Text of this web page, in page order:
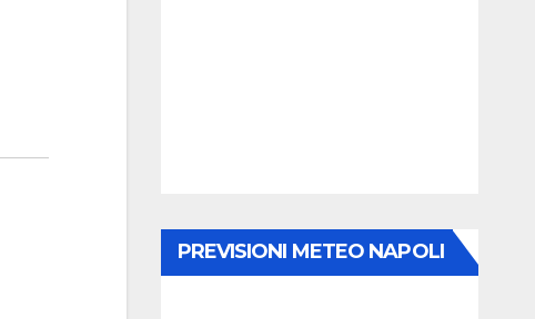
PREVISIONI METEO NAPOLI